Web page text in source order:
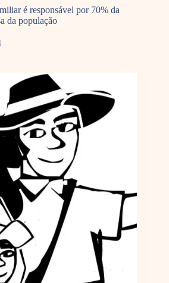
é responsável por 70% da
da população